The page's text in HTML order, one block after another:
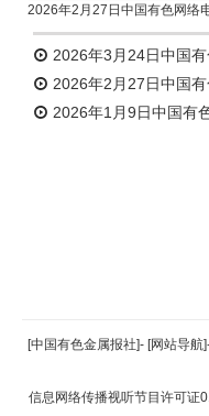
2026年3月24日中国
2026年2月27日中国
2026年1月9日中国有
[中国有色金属报社]- [网站导航]
信息网络传播视听节目许可证